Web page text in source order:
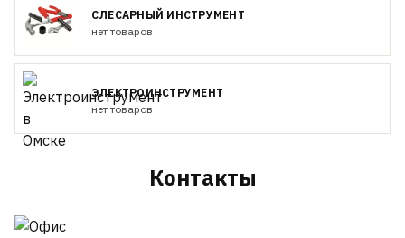
СЛЕСАРНЫЙ ИНСТРУМЕНТ
нет товаров
ЭЛЕКТРОИНСТРУМЕНТ
нет товаров
Контакты